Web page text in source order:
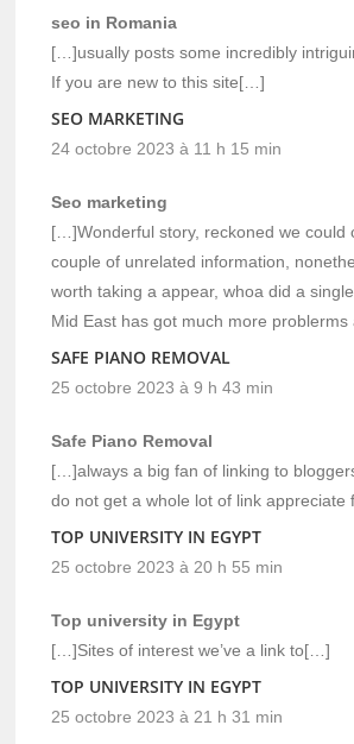
seo in Romania
[…]usually posts some incredibly
If you are new to this site[…]
SEO MARKETING
24 octobre 2023 à 11 h 15 min
Seo marketing
[…]Wonderful story, reckoned we could
couple of unrelated information,
worth taking a appear, whoa did a
Mid East has got much more
SAFE PIANO REMOVAL
25 octobre 2023 à 9 h 43 min
Safe Piano Removal
[…]always a big fan of linking to
do not get a whole lot of link
TOP UNIVERSITY IN EGYPT
25 octobre 2023 à 20 h 55 min
Top university in Egypt
[…]Sites of interest we’ve a link to[…]
TOP UNIVERSITY IN EGYPT
25 octobre 2023 à 21 h 31 min